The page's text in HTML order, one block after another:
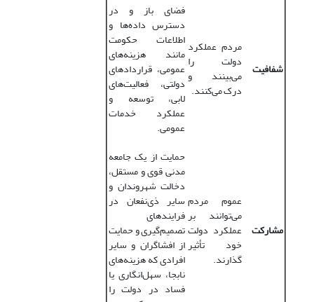
شفافیت
مردم عملکرد
دولت را
می‌بینند و
درک می‌کنند.
فضای باز و در
دسترس داده‌ها و
اطلاعات حکومت
مانند هزینه‌های
عمومی، قراردادهای
دولتی، فعالیت‌های
لابی، توسعه و
عملکرد خدمات
عمومی.
مشارکت
عموم مردم
می‌توانند بر
عملکرد دولت
خود تأثیر
گذارند.
حمایت از یک جامعه
مدنی قوی و مستقل،
دخالت شهروندان و
سایر ذی‌نفعان در
فرایندهای
تصمیم‌گیری و حمایت
از افشاگران و سایر
افرادی که هزینه‌های
نابجا، سهل‌انگاری یا
فساد در دولت را